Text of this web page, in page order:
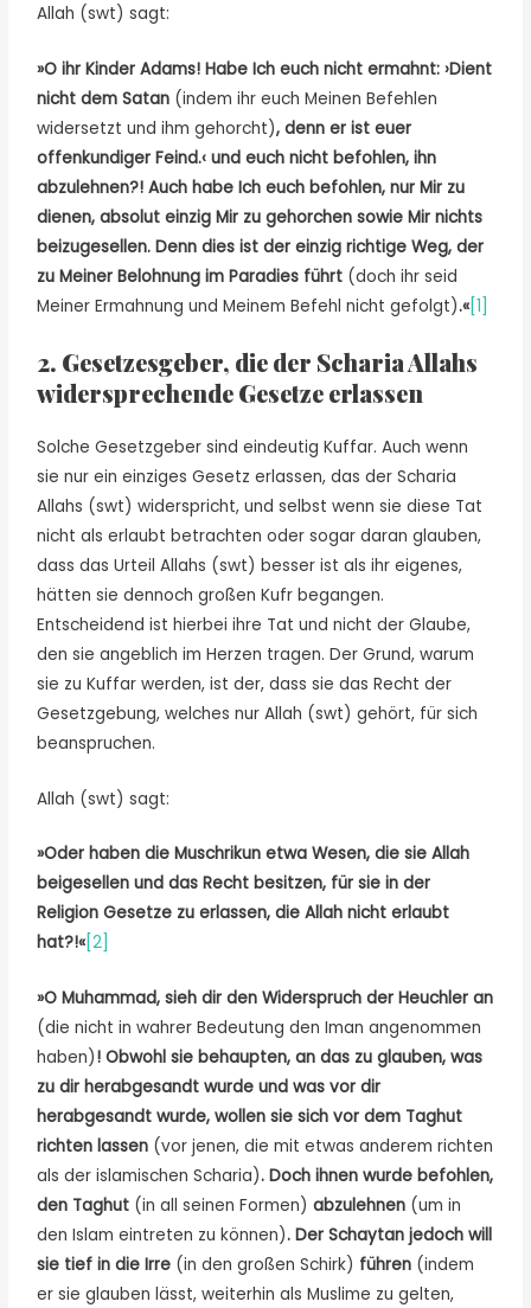
Allah (swt) sagt:
»O ihr Kinder Adams! Habe Ich euch nicht ermahnt: ›Dient
nicht dem Satan (indem ihr euch Meinen Befehlen
widersetzt und ihm gehorcht), denn er ist euer
offenkundiger Feind.‹ und euch nicht befohlen, ihn
abzulehnen?! Auch habe Ich euch befohlen, nur Mir zu
dienen, absolut einzig Mir zu gehorchen sowie Mir nichts
beizugesellen. Denn dies ist der einzig richtige Weg, der
zu Meiner Belohnung im Paradies führt (doch ihr seid
Meiner Ermahnung und Meinem Befehl nicht gefolgt).«[1]
2. Gesetzesgeber, die der Scharia Allahs
widersprechende Gesetze erlassen
Solche Gesetzgeber sind eindeutig Kuffar. Auch wenn
sie nur ein einziges Gesetz erlassen, das der Scharia
Allahs (swt) widerspricht, und selbst wenn sie diese Tat
nicht als erlaubt betrachten oder sogar daran glauben,
dass das Urteil Allahs (swt) besser ist als ihr eigenes,
hätten sie dennoch großen Kufr begangen.
Entscheidend ist hierbei ihre Tat und nicht der Glaube,
den sie angeblich im Herzen tragen. Der Grund, warum
sie zu Kuffar werden, ist der, dass sie das Recht der
Gesetzgebung, welches nur Allah (swt) gehört, für sich
beanspruchen.
Allah (swt) sagt:
»Oder haben die Muschrikun etwa Wesen, die sie Allah
beigesellen und das Recht besitzen, für sie in der
Religion Gesetze zu erlassen, die Allah nicht erlaubt
hat?!«[2]
»O Muhammad, sieh dir den Widerspruch der Heuchler an
(die nicht in wahrer Bedeutung den Iman angenommen
haben)! Obwohl sie behaupten, an das zu glauben, was
zu dir herabgesandt wurde und was vor dir
herabgesandt wurde, wollen sie sich vor dem Taghut
richten lassen (vor jenen, die mit etwas anderem richten
als der islamischen Scharia). Doch ihnen wurde befohlen,
den Taghut (in all seinen Formen)abzulehnen (um in
den Islam eintreten zu können). Der Schaytan jedoch will
sie tief in die Irre (in den großen Schirk) führen (indem
er sie glauben lässt, weiterhin als Muslime zu gelten,